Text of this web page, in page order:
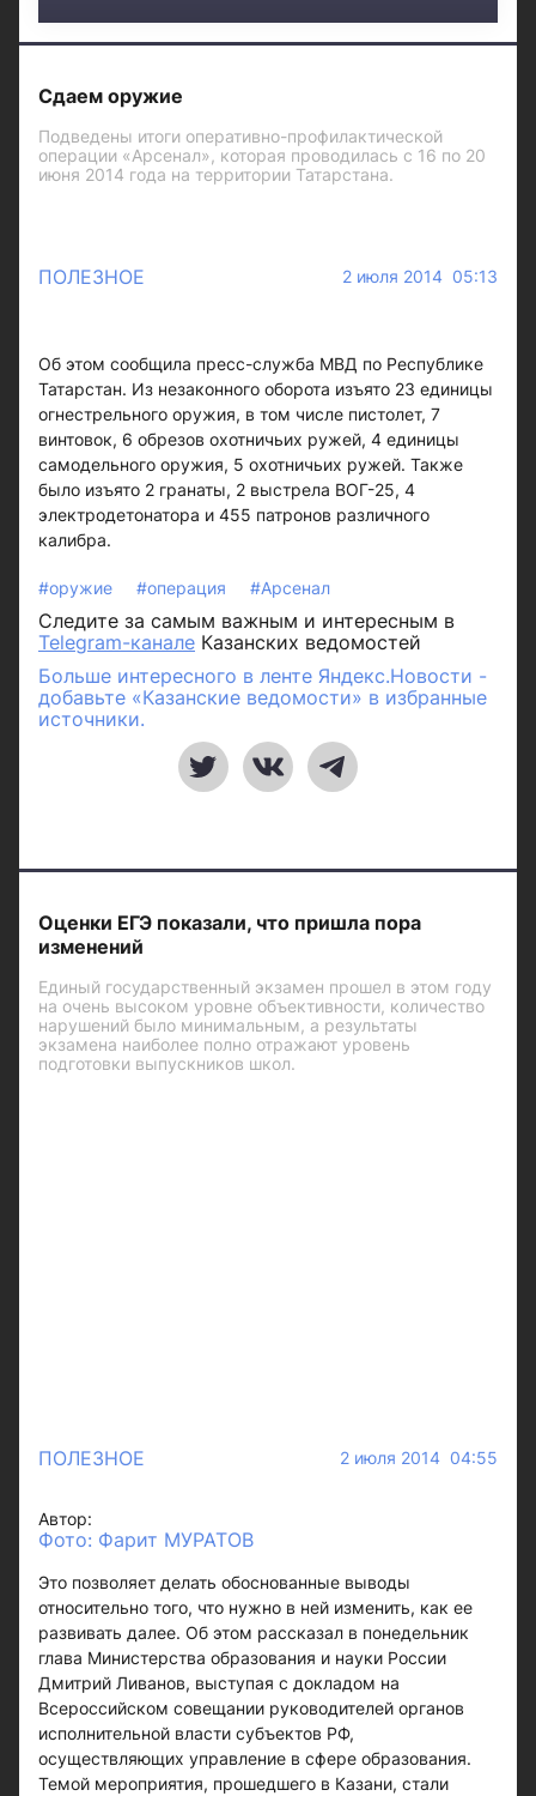
Сдаем оружие
Подведены итоги оперативно-профилактической
операции «Арсенал», которая проводилась с 16 по 20
июня 2014 года на территории Татарстана.
ПОЛЕЗНОЕ 2 июля 2014 05:13
Об этом сообщила пресс-служба МВД по Республике
Татарстан. Из незаконного оборота изъято 23 единицы
огнестрельного оружия, в том числе пистолет, 7
винтовок, 6 обрезов охотничьих ружей, 4 единицы
самодельного оружия, 5 охотничьих ружей. Также
было изъято 2 гранаты, 2 выстрела ВОГ-25, 4
электродетонатора и 455 патронов различного
калибра.
#оружие #операция #Арсенал
Следите за самым важным и интересным в
Telegram-канале Казанских ведомостей
Больше интересного в ленте Яндекс.Новости -
добавьте «Казанские ведомости» в избранные
источники.
Оценки ЕГЭ показали, что пришла пора
изменений
Единый государственный экзамен прошел в этом году
на очень высоком уровне объективности, количество
нарушений было минимальным, а результаты
экзамена наиболее полно отражают уровень
подготовки выпускников школ.
ПОЛЕЗНОЕ 2 июля 2014 04:55
Автор:
Фото: Фарит МУРАТОВ
Это позволяет делать обоснованные выводы
относительно того, что нужно в ней изменить, как ее
развивать далее. Об этом рассказал в понедельник
глава Министерства образования и науки России
Дмитрий Ливанов, выступая с докладом на
Всероссийском совещании руководителей органов
исполнительной власти субъектов РФ,
осуществляющих управление в сфере образования.
Темой мероприятия, прошедшего в Казани, стали